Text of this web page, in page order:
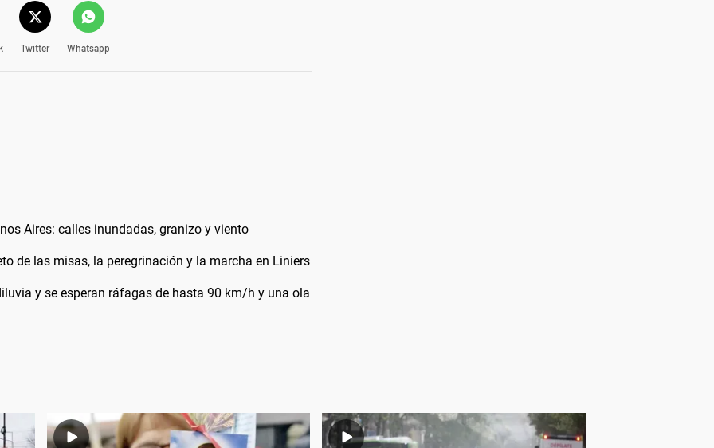
Twitter Whatsapp
Aires: calles inundadas, granizo y viento
de las misas, la peregrinación y la marcha en Liniers
y se esperan ráfagas de hasta 90 km/h y una ola